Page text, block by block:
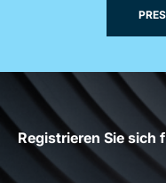
Registrieren Sie sich